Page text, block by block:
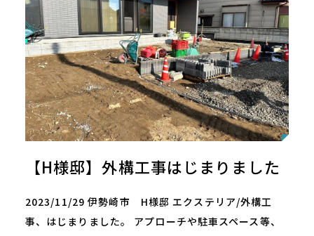
【H様邸】外構工事はじまりました
2023/11/29 伊勢崎市 H様邸 エクステリア/外構工
事、はじまりました。 アプローチや駐車スペース等、